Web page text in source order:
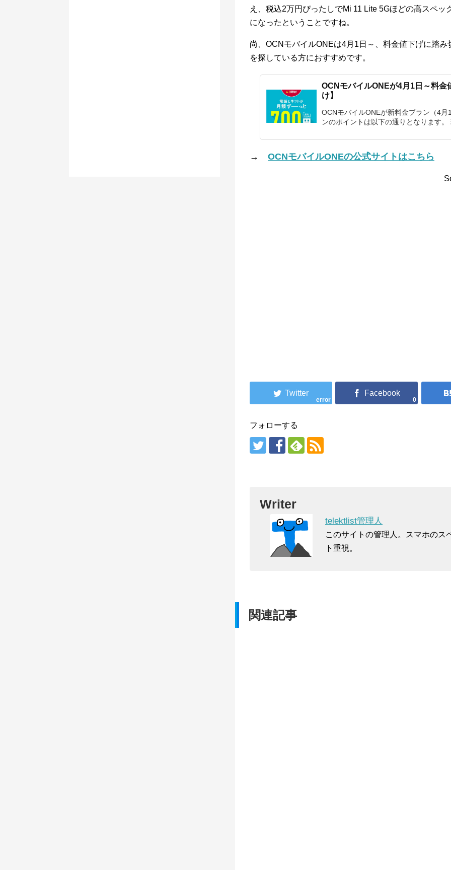
え、税込2万円ぴったしでMi 11 Lite 5Gほどの高スペ
になったということですね。
尚、OCNモバイルONEは4月1日～、料金値下げに踏
を探している方におすすめです。
OCNモバイルONEが4月1日～料
け】
OCNモバイルONEが新料金プラン（4
ンのポイントは以下の通りとなります。
→ OCNモバイルONEの公式サイトはこちら
error 0
フォローする
Writer
telektlist管理人
このサイトの管理人。スマホのス
ト重視。
関連記事